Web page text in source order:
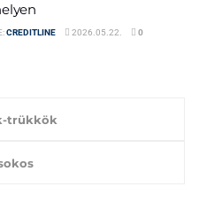
CREDITLINE 2026.05.22. 0
trükkök